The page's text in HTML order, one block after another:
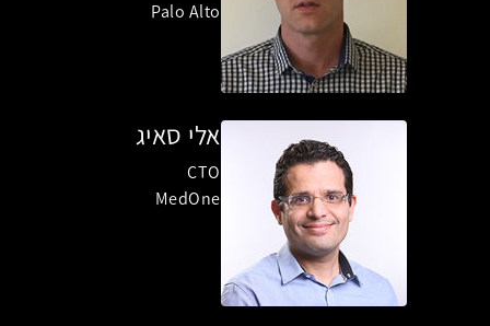
Palo Alto
אלי סאיג
CTO
MedOne